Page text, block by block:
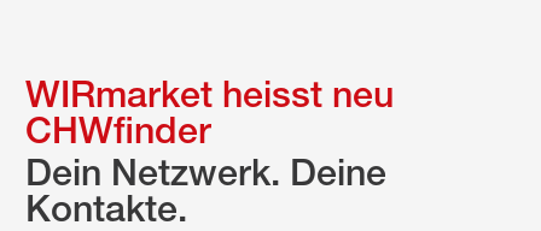
WIRmarket heisst neu
CHWfinder
Dein Netzwerk. Deine
Kontakte.